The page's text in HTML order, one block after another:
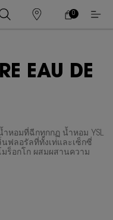
ร้าน
ค้า
ตะกร้า
0
0 PRODUCT IN
EAU DE
หอมที่ฉีกทุกกฏ น้ำหอม YSL
ฟลอรัลที่ทั้งเท่และเซ็กซี่
ร็อกโก ผสมผสานความ